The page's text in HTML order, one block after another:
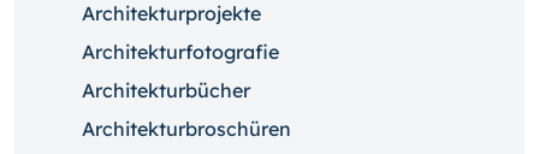
Architekturprojekte
Architekturfotografie
Architekturbücher
Architekturbroschüren